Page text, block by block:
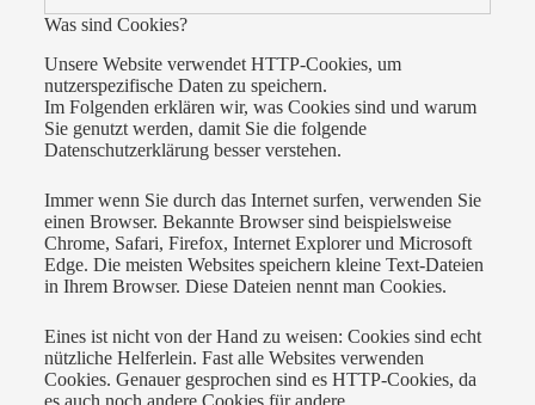
Was sind Cookies?
Unsere Website verwendet HTTP-Cookies, um
nutzerspezifische Daten zu speichern.
Im Folgenden erklären wir, was Cookies sind und warum
Sie genutzt werden, damit Sie die folgende
Datenschutzerklärung besser verstehen.
Immer wenn Sie durch das Internet surfen, verwenden Sie
einen Browser. Bekannte Browser sind beispielsweise
Chrome, Safari, Firefox, Internet Explorer und Microsoft
Edge. Die meisten Websites speichern kleine Text-Dateien
in Ihrem Browser. Diese Dateien nennt man Cookies.
Eines ist nicht von der Hand zu weisen: Cookies sind echt
nützliche Helferlein. Fast alle Websites verwenden
Cookies. Genauer gesprochen sind es HTTP-Cookies, da
es auch noch andere Cookies für andere